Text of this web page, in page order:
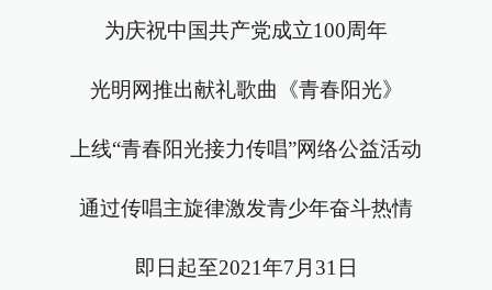
为庆祝中国共产党成立100周年
光明网推出献礼歌曲《青春阳光》
上线“青春阳光接力传唱”网络公益活动
通过传唱主旋律激发青少年奋斗热情
即日起至2021年7月31日